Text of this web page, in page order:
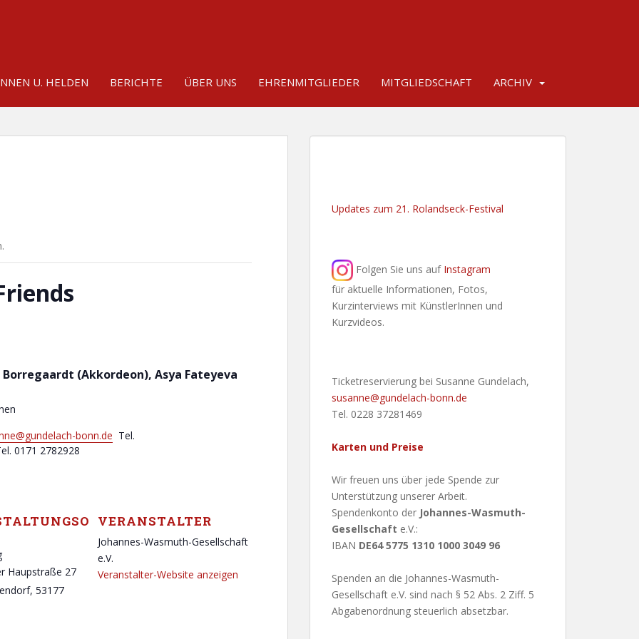
U. HELDEN BERICHTE ÜBER UNS EHRENMITGLIEDER MITGLIEDSCHAFT ARCHIV
(Akkordeon), Asya Fateyeva
bonn.de Tel.
0171 2782928
Haupstraße 27
, 53177
VERANSTALTER
Johannes-Wasmuth-Gesellschaft
e.V.
Veranstalter-Website anzeigen
Updates zum 21. Rolandseck-Festival
Folgen Sie uns auf Instagram
für aktuelle Informationen, Fotos,
Kurzinterviews mit KünstlerInnen und
Kurzvideos.
Ticketreservierung bei Susanne Gundelach,
susanne@gundelach-bonn.de
Tel. 0228 37281469
Karten und Preise
Wir freuen uns über jede Spende zur
Unterstützung unserer Arbeit.
Spendenkonto der Johannes-Wasmuth-
Gesellschaft e.V.:
IBAN DE64 5775 1310 1000 3049 96
Spenden an die Johannes-Wasmuth-
Gesellschaft e.V. sind nach § 52 Abs. 2 Ziff. 5
Abgabenordnung steuerlich absetzbar.